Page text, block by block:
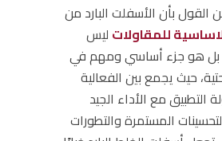
القول بأن الأسفلت البارد من
للمقاولات ليس
بل هو جزء أساسي ومهم في
حيث يجمع بين الفعالية
التطبيق مع الأداء الجيد
المستمرة والتطورات